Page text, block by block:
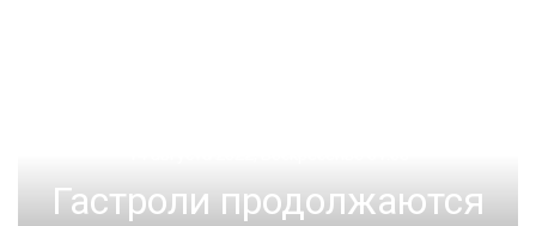
Гастроли продолжаются